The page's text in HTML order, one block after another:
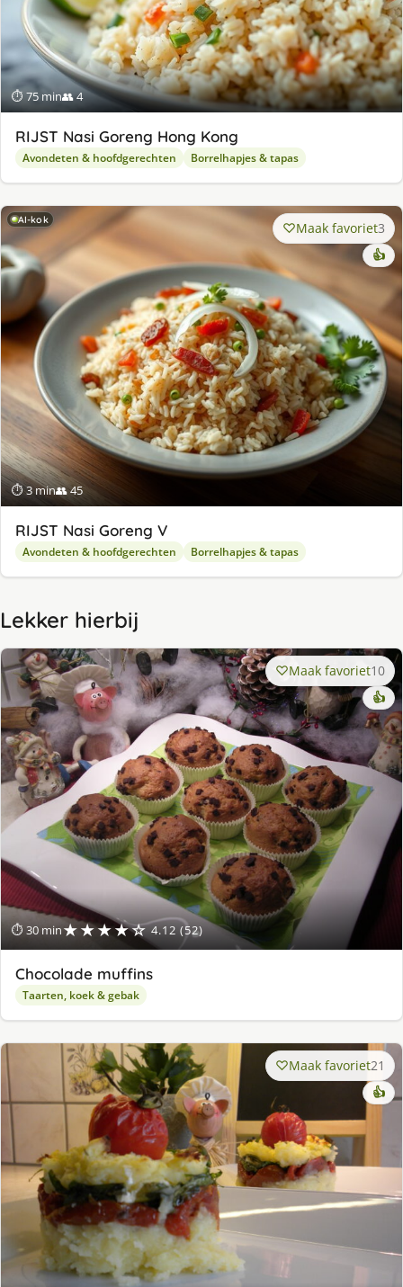
⏱ 75 min👥 4
RIJST Nasi Goreng Hong Kong
Avondeten & hoofdgerechten Borrelhapjes & tapas
AI-kok
⏱ 3 min👥 45
Maak favoriet3
👍
RIJST Nasi Goreng V
Avondeten & hoofdgerechten Borrelhapjes & tapas
Lekker hierbij
⏱ 30 min★★★★☆ 4.12 (52)
Maak favoriet10
👍
Chocolade muffins
Taarten, koek & gebak
Maak favoriet21
👍